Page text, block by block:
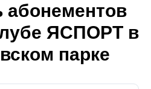
абонементов
ЯСПОРТ в
парке